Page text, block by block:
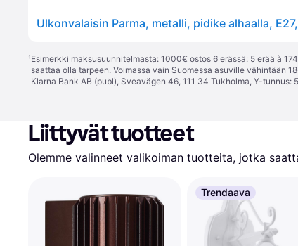
¹Esimerkki maksusuunnitelmasta: 1000€ ostos 6 erässä: 5 erää à
saattaa olla tarpeen. Voimassa vain Suomessa asuville vähintään
Klarna Bank AB (publ), Sveavägen 46, 111 34 Tukholma, Y-
Liittyvät tuotteet
Olemme valinneet valikoiman tuotteita, jotka
Trendaava